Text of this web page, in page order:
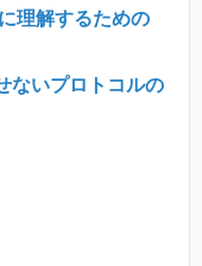
理解するための
ないプロトコルの